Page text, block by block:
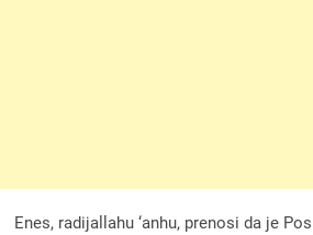
Enes, radijallahu ‘anhu, prenosi da je